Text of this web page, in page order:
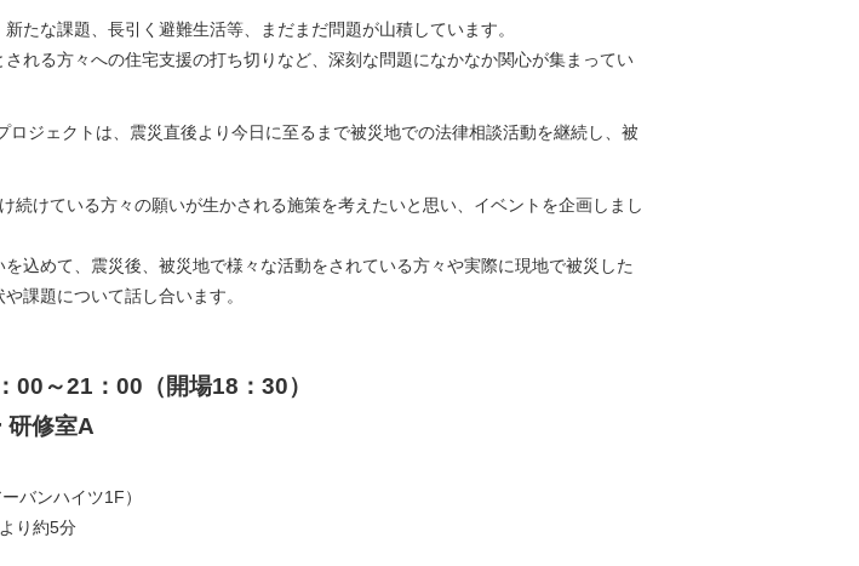
たな課題、長引く避難生活等、まだまだ問題が山積しています。
れる方々への住宅支援の打ち切りなど、深刻な問題になかなか関心が集まってい
ロジェクトは、震災直後より今日に至るまで被災地での法律相談活動を継続し、被
続けている方々の願いが生かされる施策を考えたいと思い、イベントを企画しまし
込めて、震災後、被災地で様々な活動をされている方々や実際に現地で被災した
課題について話し合います。
00～21：00（開場18：30）
研修室A
バンハイツ1F）
り約5分